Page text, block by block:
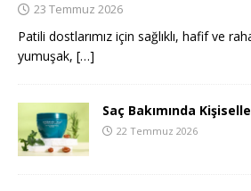
23 Temmuz 2026
Patili dostlarımız için sağlıklı, hafif ve
yumuşak, […]
Saç Bakımında
22 Temmuz 2026